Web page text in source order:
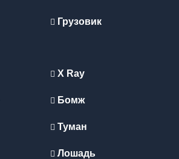
Грузовик
X Ray
Бомж
Туман
Лошадь